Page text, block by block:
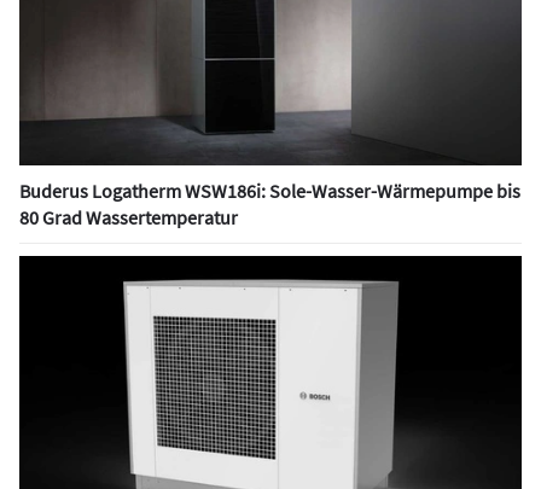
Buderus Logatherm WSW186i: Sole-Wasser-Wärmepumpe bis
80 Grad Wassertemperatur